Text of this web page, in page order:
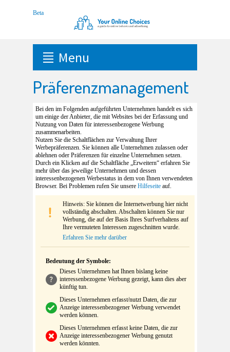
Menu
Präferenzmanagement
Bei den im Folgenden aufgeführten Unternehmen handelt es sich
um einige der Anbieter, die mit Websites bei der Erfassung und
Nutzung von Daten für interessenbezogene Werbung
zusammenarbeiten.
Nutzen Sie die Schaltflächen zur Verwaltung Ihrer
Werbepräferenzen. Sie können alle Unternehmen zulassen oder
ablehnen oder Präferenzen für einzelne Unternehmen setzen.
Durch ein Klicken auf die Schaltfläche „Erweitern“ erfahren Sie
mehr über das jeweilige Unternehmen und dessen
interessenbezogenen Werbestatus in dem von Ihnen verwendeten
Browser. Bei Problemen rufen Sie unsere Hilfeseite auf.
Hinweis: Sie können die Internetwerbung hier nicht
vollständig abschalten. Abschalten können Sie nur
Werbung, die auf der Basis Ihres Surfverhaltens auf
Ihre vermuteten Interessen zugeschnitten wurde.
Erfahren Sie mehr darüber
Bedeutung der Symbole:
Dieses Unternehmen hat Ihnen bislang keine
interessenbezogene Werbung gezeigt, kann dies aber
künftig tun.
Dieses Unternehmen erfasst/nutzt Daten, die zur
Anzeige interessenbezogener Werbung verwendet
werden können.
Dieses Unternehmen erfasst keine Daten, die zur
Anzeige interessenbezogener Werbung genutzt
werden könnten.